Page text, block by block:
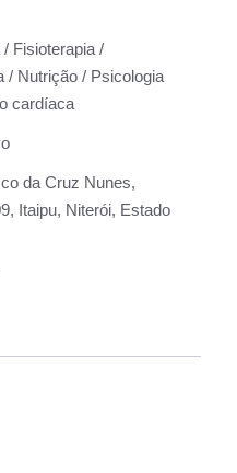
Fisioterapia /
/ Nutrição / Psicologia
cardíaca
da Cruz Nunes,
Itaipu, Niterói, Estado